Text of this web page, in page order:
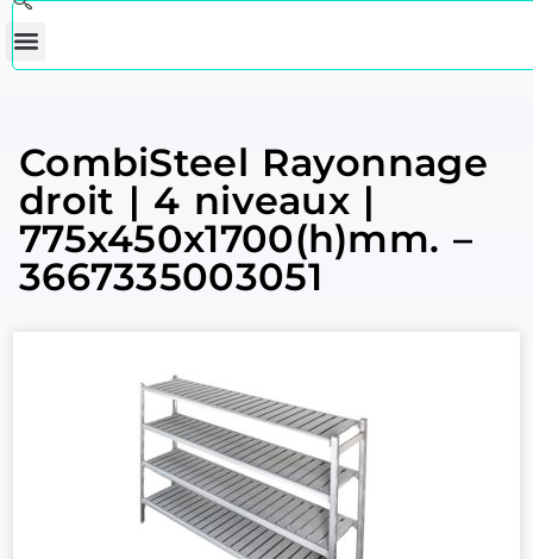
CombiSteel Rayonnage
droit | 4 niveaux |
775x450x1700(h)mm. –
3667335003051